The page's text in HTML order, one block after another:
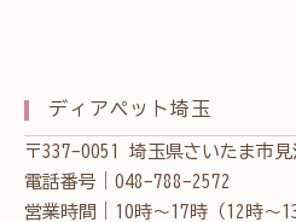
ディアペット埼玉
〒337-0051 埼玉県さいたま市
電話番号｜048-788-2572
営業時間｜10時～17時（12時～